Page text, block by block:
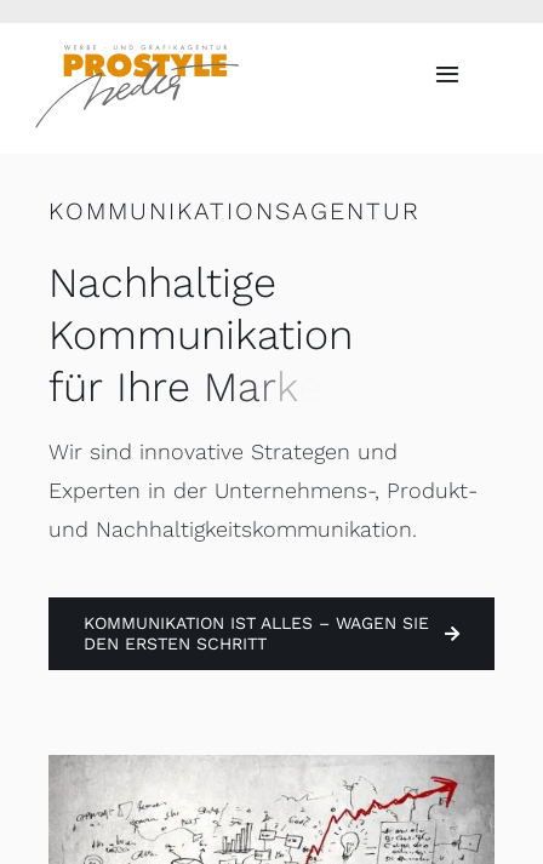
springen
Toggle
Projekte
Kreative Küche
Blog
Marketing-Analyse
Info
KOMMUNIKATIONSAGENTUR
Nachhaltige
Kommunikation
Wir sind innovative Strategen und
Experten in der Unternehmens-, Produkt-
und Nachhaltigkeitskommunikation.
KOMMUNIKATION IST ALLES – WAGEN SIE
DEN ERSTEN SCHRITT